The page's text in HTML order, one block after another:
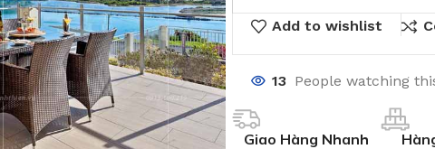
Add to wishlist
13 People watching
Giao Hàng Nhanh